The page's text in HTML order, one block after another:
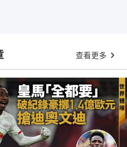
查看更多